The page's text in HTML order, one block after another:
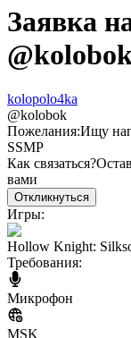
Заявка
@
kolopolo4ka
@kolobok
Пожелания:Ищу
SSMP
Как связаться?
вами
Откликнуться
Игры:
Hollow Knight:
Требования:
Микрофон
MSK